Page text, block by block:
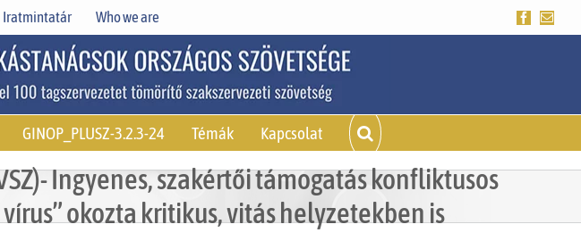
Iratmintatár Who we are Facebook
GINOP_PLUSZ-3.2.3-24 Témák Kapcsolat
Ingyenes, szakértői támogatás konfliktusos
okozta kritikus, vitás helyzetekben is